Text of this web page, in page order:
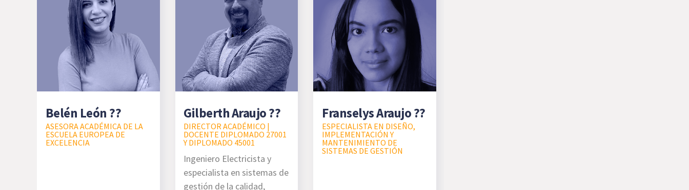
Belén León ??
ASESORA ACADÉMICA DE LA
ESCUELA EUROPEA DE
EXCELENCIA
Gilberth Araujo ??
DIRECTOR ACADÉMICO |
DOCENTE DIPLOMADO 27001
Y DIPLOMADO 45001
Ingeniero Electricista y
especialista en sistemas de
gestión de la calidad,
Franselys Araujo ??
ESPECIALISTA EN DISEÑO,
IMPLEMENTACIÓN Y
MANTENIMIENTO DE
SISTEMAS DE GESTIÓN